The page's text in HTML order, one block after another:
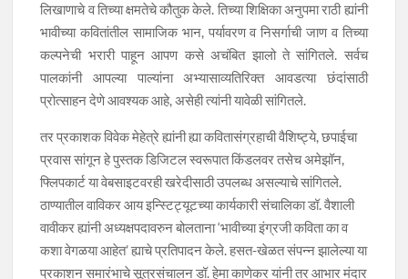
लिखाणाचे व तिच्या क्षमतेचे कौतुक केले. तिच्या शिक्षिका अनुपमा राठी ह्यांनी
भावीच्या कवितांतील सामाजिक भान, पर्यावरण व निसर्गाची जाण व तिच्या
कल्पनेची भरारी पाहून आपण कसे अचंबित झालो ते सांगितले. सर्वच
पालकांनी आपल्या पाल्यांना अभ्यासाव्यतिरिक्त आवडत्या छंदांसाठी
प्रोत्साहन देणे आवश्यक आहे, असेही त्यांनी यावेळी सांगितले.
तर प्रकाशक विवेक मेहेत्रे ह्यांनी ह्या कवितासंग्रहाची वैशिष्ट्ये, छपाईचा
प्रवास सांगून हे पुस्तक डिजिटल स्वरूपात किंडलवर तसेच अमेझॉन,
फ्लिपकार्ट या वेबसाइटवरही खरेदीसाठी उपलब्ध असल्याचे सांगितले.
ठाण्यातील वाविकर आय इन्स्टिट्यूटच्या कार्यकारी संचालिका डॉ. वैशाली
वावीकर ह्यांनी अध्यक्षपदावरुन बोलताना ‘भावीच्या इंग्रजी कविता का व
कशा वेगळया आहेत’ ह्याचे प्रतिपादन केले. हसत-खेळत संपन्न झालेल्या या
प्रकाशन समारंभाचे सूत्रसंचालन डॉ. हेमा काणेकर यांनी तर आभार मंदार